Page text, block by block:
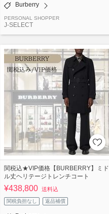
Burberry
PERSONAL SHOPPER
J-SELECT
関税込★VIP価格【BURBERRY】ミド
ル丈ヘリテージトレンチコート
¥438,800 送料込
関税負担なし 返品補償